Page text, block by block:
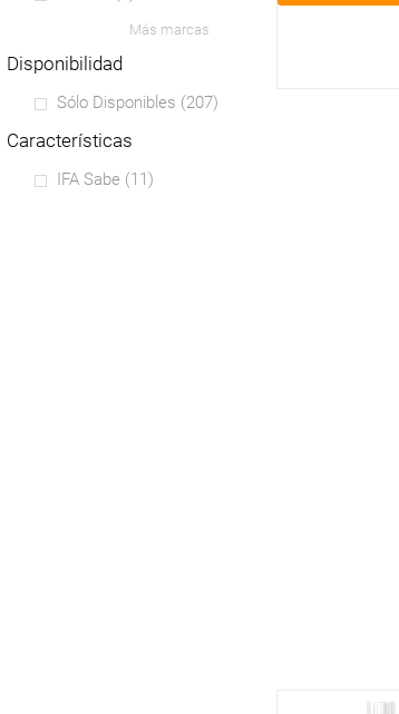
Más marcas
disponibilidad
Sólo Disponibles (207)
características
IFA Sabe (11)